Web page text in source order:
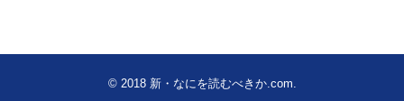
© 2018 新・なにを読むべきか.com